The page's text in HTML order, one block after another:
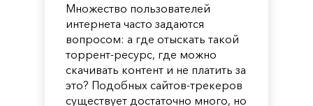
Множество пользователей
интернета часто задаются
вопросом: а где отыскать такой
торрент-ресурс, где можно
скачивать контент и не платить за
это? Подобных сайтов-трекеров
существует достаточно много, но